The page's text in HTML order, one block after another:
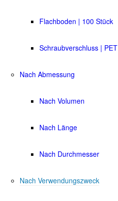
Flachboden | 100 Stück
Schraubverschluss | PET
Nach Abmessung
Nach Volumen
Nach Länge
Nach Durchmesser
Nach Verwendungszweck